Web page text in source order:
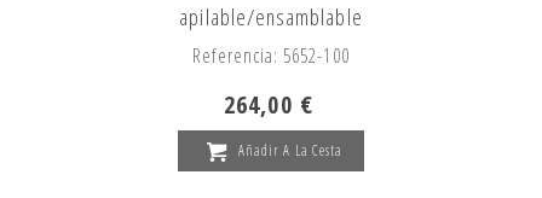
apilable/ensamblable
Referencia: 5652-100
264,00 €
Añadir A La Cesta